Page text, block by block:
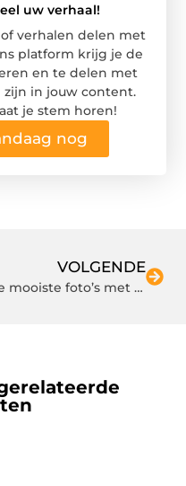
uw verhaal!
verhalen delen met
platform krijg je de
en te delen met
zijn in jouw content.
je stem horen!
nog
VOLGENDE
De mooiste foto’s met een fotograaf